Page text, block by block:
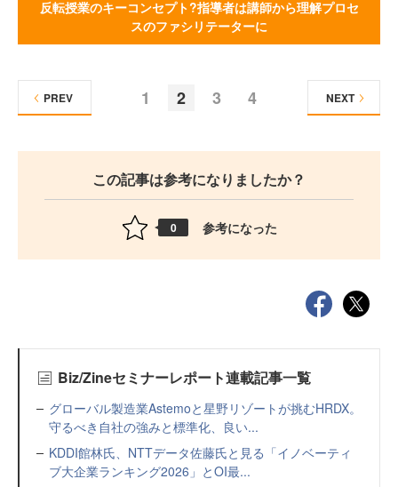
反転授業のキーコンセプト?指導者は講師から理解プロセ
スのファシリテーターに
1 2 3 4
PREV NEXT
この記事は参考になりましたか？
0 参考になった
Biz/Zineセミナーレポート連載記事一覧
グローバル製造業Astemoと星野リゾートが挑むHRDX。
守るべき自社の強みと標準化、良い...
KDDI館林氏、NTTデータ佐藤氏と見る「イノベーティ
ブ大企業ランキング2026」とOI最...